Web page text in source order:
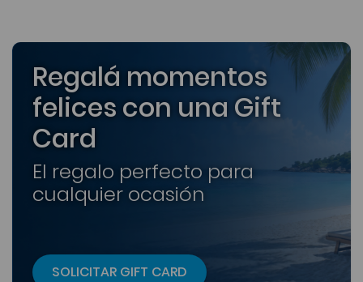
Regalá momentos
felices con una Gift
Card
El regalo perfecto para
cualquier ocasión
SOLICITAR GIFT CARD